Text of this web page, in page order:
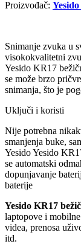
Proizvođač: Yesido
Snimanje zvuka u
visokokvalitetni
Yesido KR17
se može brzo
snimanja, što je
Uključi i koristi
Nije potrebna
smanjenja buke,
Yesido Yesido
se automatski
dopunjavanje
baterije
Yesido KR17
laptopove i
videa, prenosa
itd.